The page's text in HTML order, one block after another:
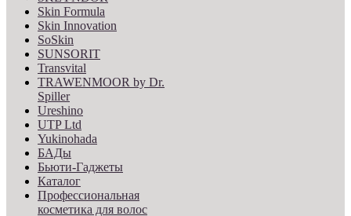
Skin Formula
Skin Innovation
SoSkin
SUNSORIT
Transvital
TRAWENMOOR by Dr.
Spiller
Ureshino
UTP Ltd
Yukinohada
БАДы
Бьюти-Гаджеты
Каталог
Профессиональная
косметика для волос